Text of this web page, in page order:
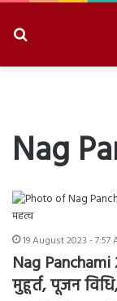
Nag
19 August 2023 - 7:57
Nag
मुहूर्त, पूजन